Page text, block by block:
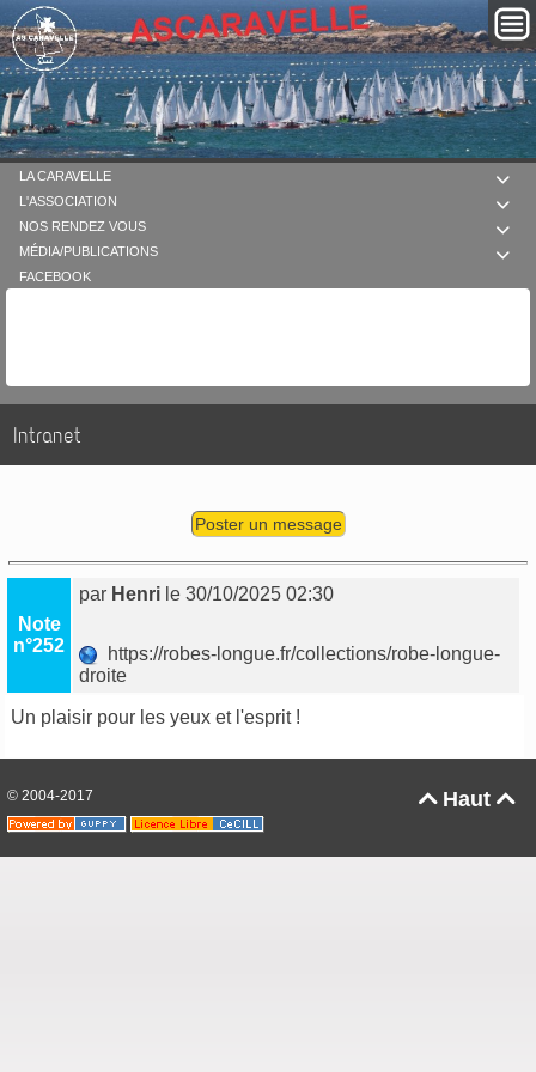

LA CARAVELLE

L'ASSOCIATION

NOS RENDEZ VOUS

MÉDIA/PUBLICATIONS
FACEBOOK
Intranet
Poster un message
Note
n°252
par Henri le 30/10/2025 02:30
https://robes-longue.fr/collections/robe-longue-
droite
Un plaisir pour les yeux et l'esprit !
Haut 
© 2004-2017